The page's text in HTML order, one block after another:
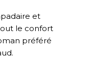
et
le confort
préféré